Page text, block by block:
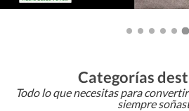
Categorías
Todo lo que necesitas para
siempre